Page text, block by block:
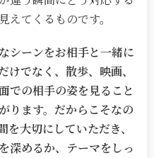
えてくるものです。
シーンをお相手と一緒に
でなく、散歩、映画、
での相手の姿を見ること
ります。だからこそなの
大切にしていただき、
深めるか、テーマをしっ